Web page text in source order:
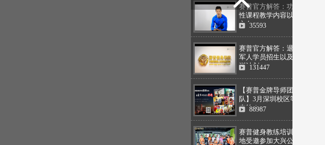
赛普官方解答：功能
性课程教学内容以及
方向35593
赛普官方解答：退伍
军人学员招生以及培
训计划
131447
【赛普金牌导师团
队】3月深圳校区等你
来约！
88987
赛普健身教练培训基
地受邀参加大兴公安